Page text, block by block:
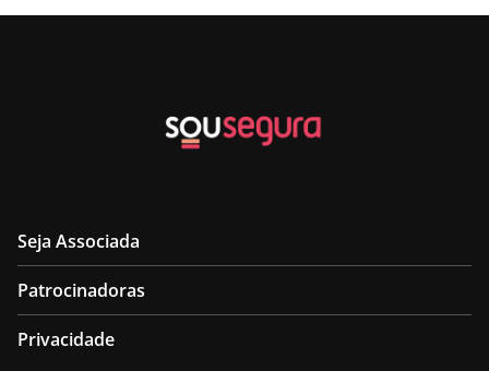
Seja Associada
Patrocinadoras
Privacidade